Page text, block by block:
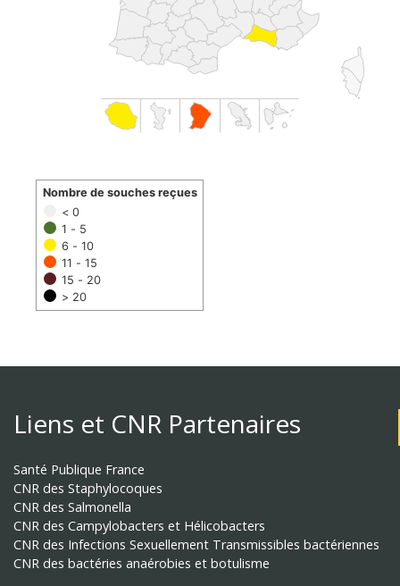
< 0
1 - 5
6 - 10
11 - 15
15 - 20
> 20
Nombre de souches reçues
Liens et CNR Partenaires
Santé Publique France
CNR des Staphylocoques
CNR des Salmonella
CNR des Campylobacters et Hélicobacters
CNR des Infections Sexuellement Transmissibles bactériennes
CNR des bactéries anaérobies et botulisme